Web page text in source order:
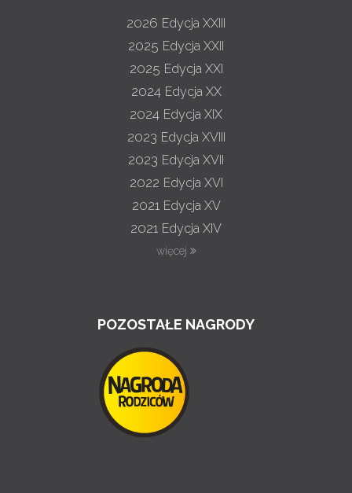
2026 Edycja XXIII
2025 Edycja XXII
2025 Edycja XXI
2024 Edycja XX
2024 Edycja XIX
2023 Edycja XVIII
2023 Edycja XVII
2022 Edycja XVI
2021 Edycja XV
2021 Edycja XIV
więcej
POZOSTAŁE NAGRODY